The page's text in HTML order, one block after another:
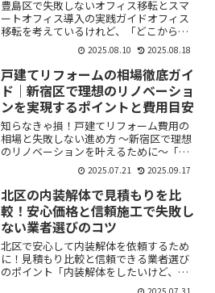
豊島区で失敗しないオフィス移転とスマ
ートオフィス導入の実践ガイドオフィス
移転を考えているけれど、「どこから手
をつければいい？」「コストや業務への
影響が心配」「働きやすいオフィスって
具体的に何が必要？」と、不安や疑問を
抱えていませんか？特に豊...
2025.08.10 2025.08.18
戸建てリフォームの相場徹底ガイ
ド｜新宿区で理想のリノベーショ
ンを実現するポイントと費用目安
知らなきゃ損！戸建てリフォーム費用の
相場と失敗しない進め方 〜新宿区で理想
のリノベーションを叶えるために〜「築
年数が経ってきた自宅をリフォームした
い」「中古戸建てを自分好みにリノベー
ションしたいけれど、一体いくらかかる
の？」「見積もり金額が...
2025.07.21 2025.09.17
北区の内装解体で見積もりを比
較！安心価格と信頼施工で失敗し
ない業者選びのコツ
北区で安心して内装解体を依頼するため
に！見積もり比較と信頼できる業者選び
のポイント「内装解体をしたいけど、ど
この業者に頼めばいいのかわからない」